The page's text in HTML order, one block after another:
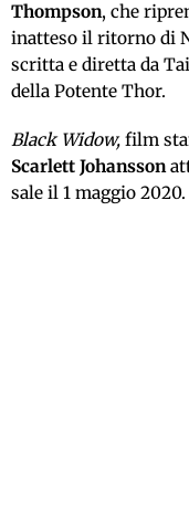
Thompson, che
inatteso il ritorno di
scritta e diretta da
della Potente Thor.
Black Widow, film
Scarlett Johansson
sale il 1 maggio 2020.